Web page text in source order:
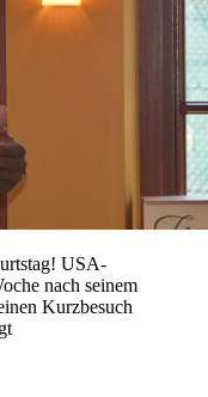
USA-
nach seinem
Kurzbesuch